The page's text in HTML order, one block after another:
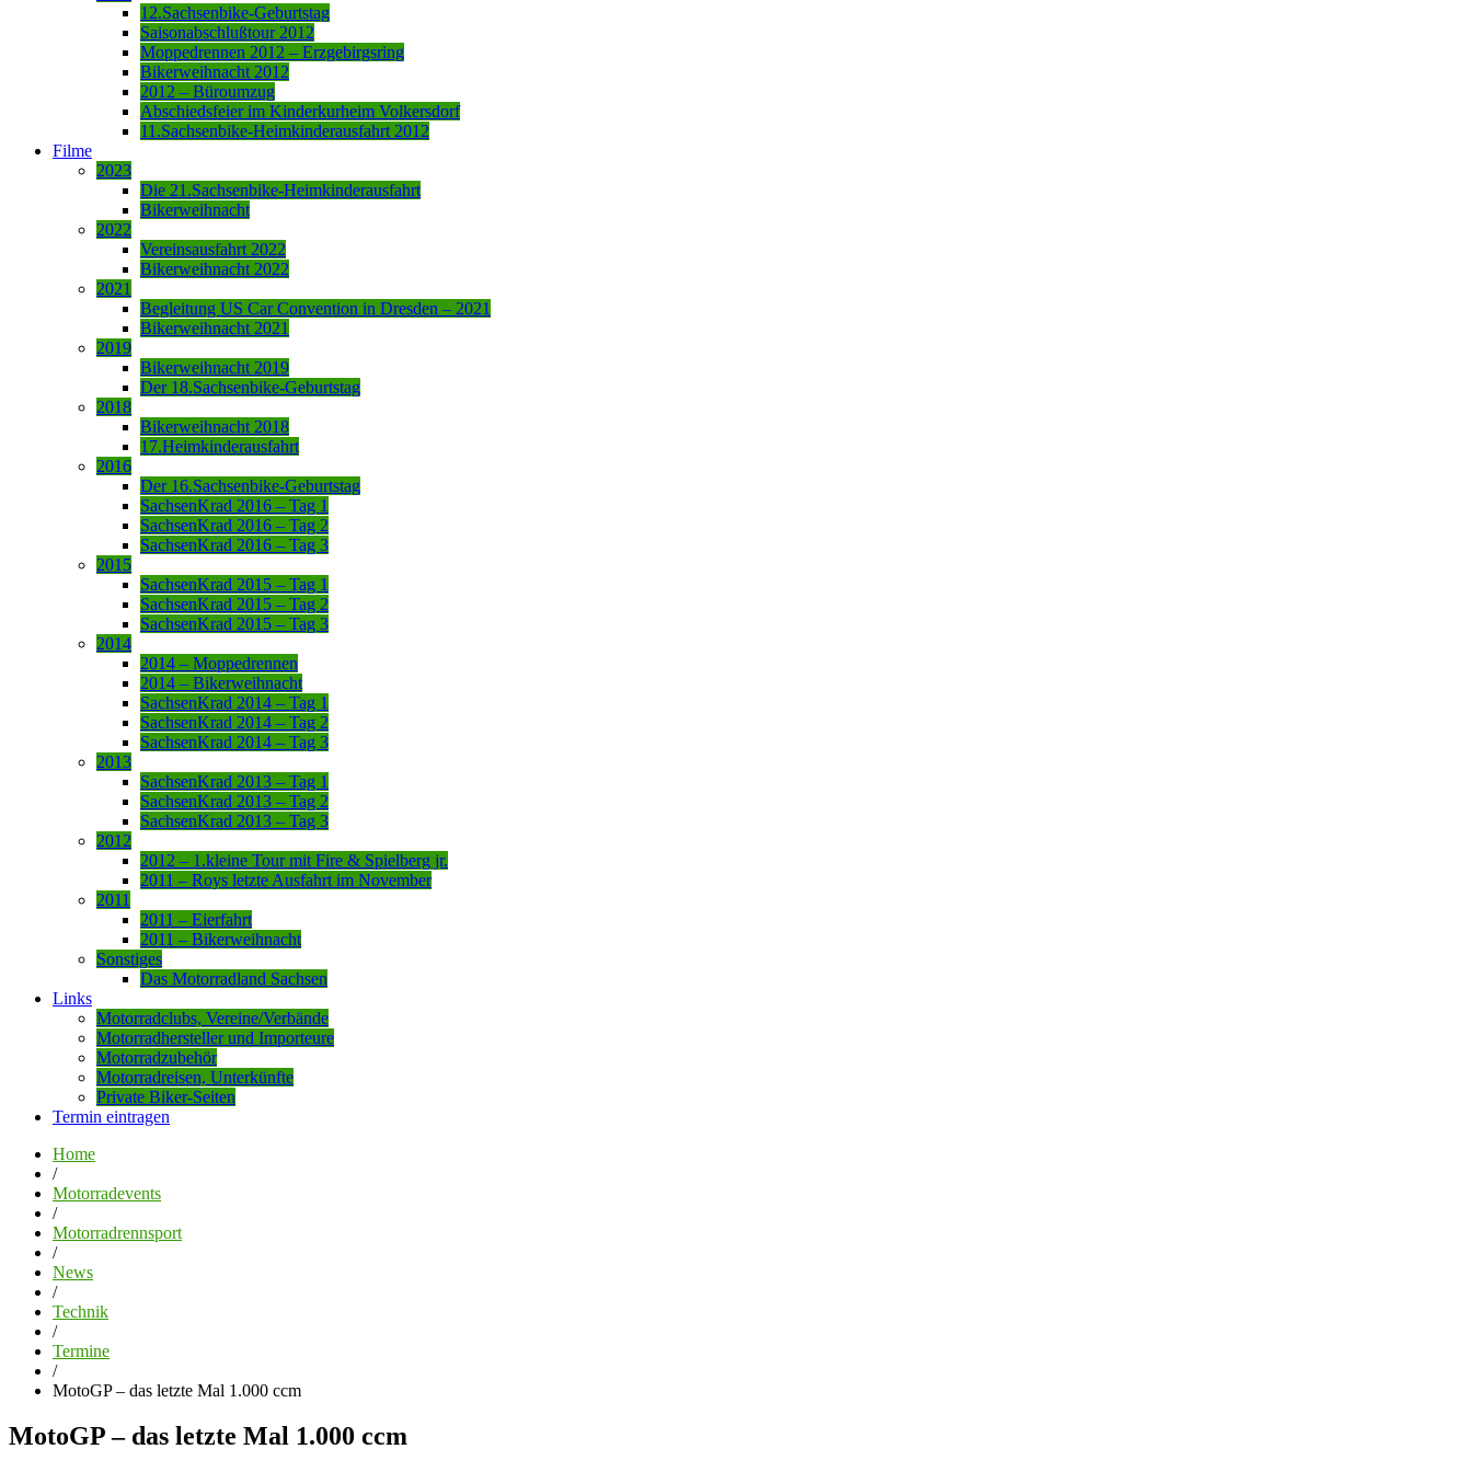
12.Sachsenbike-Geburtstag
Saisonabschlußtour 2012
Moppedrennen 2012 – Erzgebirgsring
Bikerweihnacht 2012
2012 – Büroumzug
Abschiedsfeier im Kinderkurheim Volkersdorf
11.Sachsenbike-Heimkinderausfahrt 2012
Filme
2023
Die 21.Sachsenbike-Heimkinderausfahrt
Bikerweihnacht
2022
Vereinsausfahrt 2022
Bikerweihnacht 2022
2021
Begleitung US Car Convention in Dresden – 2021
Bikerweihnacht 2021
2019
Bikerweihnacht 2019
Der 18.Sachsenbike-Geburtstag
2018
Bikerweihnacht 2018
17.Heimkinderausfahrt
2016
Der 16.Sachsenbike-Geburtstag
SachsenKrad 2016 – Tag 1
SachsenKrad 2016 – Tag 2
SachsenKrad 2016 – Tag 3
2015
SachsenKrad 2015 – Tag 1
SachsenKrad 2015 – Tag 2
SachsenKrad 2015 – Tag 3
2014
2014 – Moppedrennen
2014 – Bikerweihnacht
SachsenKrad 2014 – Tag 1
SachsenKrad 2014 – Tag 2
SachsenKrad 2014 – Tag 3
2013
SachsenKrad 2013 – Tag 1
SachsenKrad 2013 – Tag 2
SachsenKrad 2013 – Tag 3
2012
2012 – 1.kleine Tour mit Fire & Spielberg jr.
2011 – Roys letzte Ausfahrt im November
2011
2011 – Eierfahrt
2011 – Bikerweihnacht
Sonstiges
Das Motorradland Sachsen
Links
Motorradclubs, Vereine/Verbände
Motorradhersteller und Importeure
Motorradzubehör
Motorradreisen, Unterkünfte
Private Biker-Seiten
Termin eintragen
Home
/
Motorradevents
/
Motorradrennsport
/
News
/
Technik
/
Termine
/
MotoGP – das letzte Mal 1.000 ccm
MotoGP – das letzte Mal 1.000 ccm